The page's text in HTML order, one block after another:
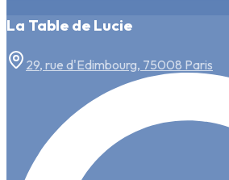
La Table de Lucie
29, rue d'Edimbourg, 75008 Paris